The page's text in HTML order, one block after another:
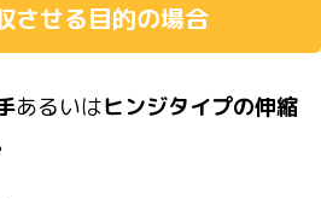
させる目的の場合
あるいはヒンジタイプの伸縮